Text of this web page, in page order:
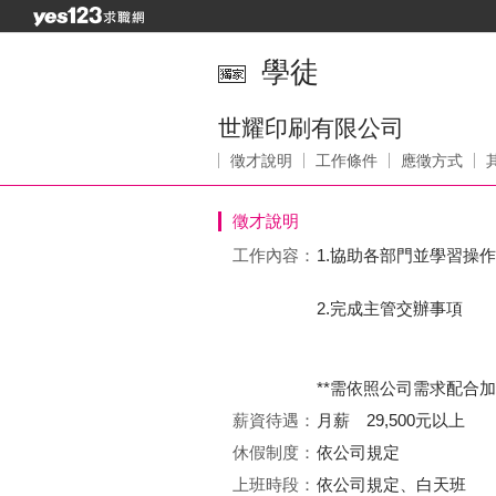
學徒
世耀印刷有限公司
徵才說明 工作條件 應徵方式
徵才說明
工作內容： 1.協助各部門並學習操作
2.完成主管交辦事項
**需依照公司需求配合
薪資待遇： 月薪 29,500元以上
休假制度： 依公司規定
上班時段： 依公司規定、白天班